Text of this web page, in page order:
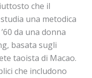
che il
una metodica
da una donna
basata sugli
taoista di Macao.
che includono